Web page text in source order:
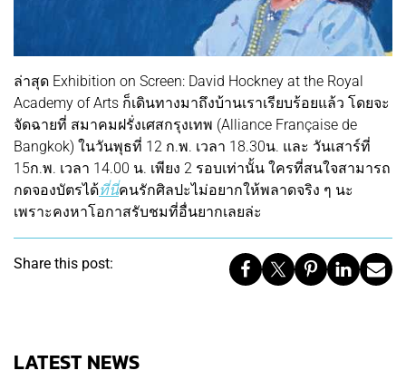
ล่าสุด Exhibition on Screen: David Hockney at the Royal
Academy of Arts ก็เดินทางมาถึงบ้านเราเรียบร้อยแล้ว โดยจะ
จัดฉายที่ สมาคมฝรั่งเศสกรุงเทพ (Alliance Française de
Bangkok) ในวันพุธที่ 12 ก.พ. เวลา 18.30น. และ วันเสาร์ที่
15ก.พ. เวลา 14.00 น. เพียง 2 รอบเท่านั้น ใครที่สนใจสามารถ
กดจองบัตรได้ที่นี่คนรักศิลปะไม่อยากให้พลาดจริง ๆ นะ
เพราะคงหาโอกาสรับชมที่อื่นยากเลยล่ะ
Share this post:
LATEST NEWS